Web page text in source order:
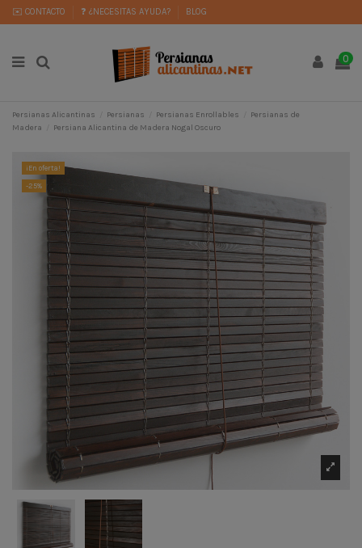
✉️ CONTACTO ❓ ¿NECESITAS AYUDA? BLOG
0
Persianas Alicantinas Persianas Persianas Enrollables
Persianas de
Madera
Persiana Alicantina de Madera Nogal Oscuro
¡En oferta!
-25%